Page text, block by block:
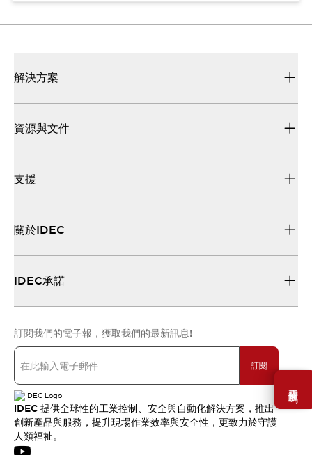
需要幫助嗎？
解決方案
資源與文件
支援
關於IDEC
IDEC承諾
訂閱我們的電子報，獲取我們的最新訊息!
訂閱
IDEC 提供全球性的工業控制、安全與自動化解決方案，推出
創新產品與服務，提升現場作業效率與安全性，更致力於守護
人類福祉。